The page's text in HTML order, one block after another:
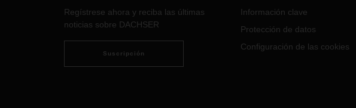
Regístrese ahora y reciba las últimas
noticias sobre DACHSER
Suscripción
Información clave
Protección de datos
Configuración de las cookies